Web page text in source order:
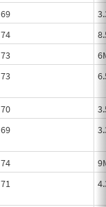
69
74
73
73
70
69
74
71